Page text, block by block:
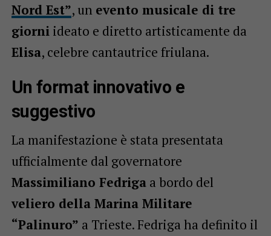
Nord Est”, un evento musicale di tre
giorniideato e diretto artisticamente da
Elisa, celebre cantautrice friulana.
Un format innovativo e
suggestivo
La manifestazione è stata presentata
ufficialmente dal governatore
Massimiliano Fedrigaa bordo del
veliero della Marina Militare
“Palinuro” a Trieste. Fedriga ha definito il